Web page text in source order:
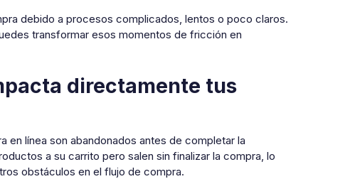
debido a procesos complicados, lentos o poco claros.
transformar esos momentos de fricción en
directamente tus
en línea son abandonados antes de completar la
a su carrito pero salen sin finalizar la compra, lo
obstáculos en el flujo de compra.